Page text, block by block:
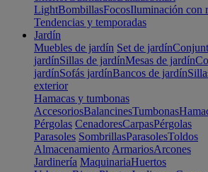
LightBombillasFocosIluminación con
Tendencias y temporadas
Jardín
Muebles de jardín Set de jardín
jardínSillas de jardínMesas de jardín
jardínSofás jardínBancos de jardín
exterior
Hamacas y tumbonas
AccesoriosBalancinesTumbonas
Pérgolas CenadoresCarpasPérgolas
Parasoles SombrillasParasolesToldos
Almacenamiento ArmariosArcones
Jardinería MaquinariaHuertos